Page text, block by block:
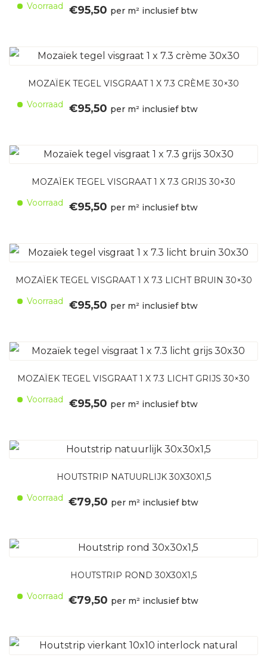
Voorraad
€95,50 per m² inclusief btw
MOZAÏEK TEGEL VISGRAAT 1 X 7.3 CRÈME 30×30
Voorraad
€95,50 per m² inclusief btw
MOZAÏEK TEGEL VISGRAAT 1 X 7.3 GRIJS 30×30
Voorraad
€95,50 per m² inclusief btw
MOZAÏEK TEGEL VISGRAAT 1 X 7.3 LICHT BRUIN 30×30
Voorraad
€95,50 per m² inclusief btw
MOZAÏEK TEGEL VISGRAAT 1 X 7.3 LICHT GRIJS 30×30
Voorraad
€95,50 per m² inclusief btw
HOUTSTRIP NATUURLIJK 30X30X1,5
Voorraad €79,50 per m² inclusief btw
HOUTSTRIP ROND 30X30X1,5
Voorraad €79,50 per m² inclusief btw